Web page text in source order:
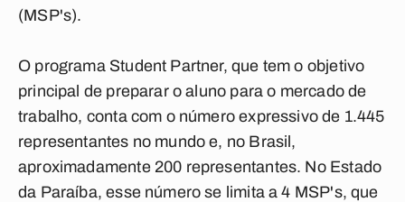
(MSP's).
O programa Student Partner, que tem o objetivo
principal de preparar o aluno para o mercado de
trabalho, conta com o número expressivo de 1.445
representantes no mundo e, no Brasil,
aproximadamente 200 representantes. No Estado
da Paraíba, esse número se limita a 4 MSP's, que